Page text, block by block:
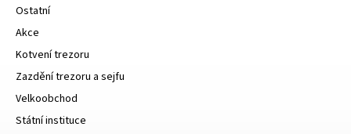
Ostatní
Akce
Kotvení trezoru
Zazdění trezoru a sejfu
Velkoobchod
Státní instituce